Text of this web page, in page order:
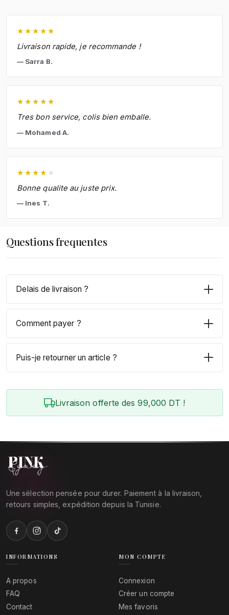
★ ★ ★ ★ ★
Livraison rapide, je recommande !
Sarra B.
★ ★ ★ ★ ★
Tres bon service, colis bien emballe.
Mohamed A.
★ ★ ★ ★ ★
Bonne qualite au juste prix.
Ines T.
Questions frequentes
Delais de livraison ?
Comment payer ?
Puis-je retourner un article ?
Livraison offerte des 99,000 DT !
Une sélection pensée pour durer. Paiement à la livraison,
retours simples, expédition depuis la Tunisie.
INFORMATIONS
A propos
FAQ
Contact
MON COMPTE
Connexion
Créer un compte
Mes favoris